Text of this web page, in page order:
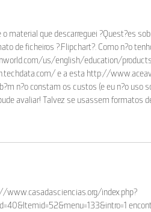
material que descarreguei ?Quest?es
de ficheiros ?.Flipchart?. Como n?o
us/english/education/
e a esta http://
n?o constam os custos (e eu n?o uso
avaliar! Talvez se usassem formatos
www.casadasciencias.org/index.php?